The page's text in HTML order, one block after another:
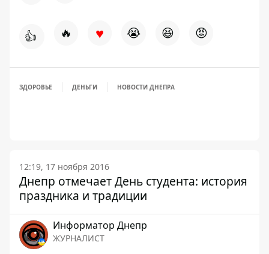
👍 🔥 ♥ 😭 😆 😡
ЗДОРОВЬЕ ДЕНЬГИ НОВОСТИ ДНЕПРА
12:19, 17 ноября 2016
Днепр отмечает День студента: история
праздника и традиции
Информатор Днепр
ЖУРНАЛИСТ